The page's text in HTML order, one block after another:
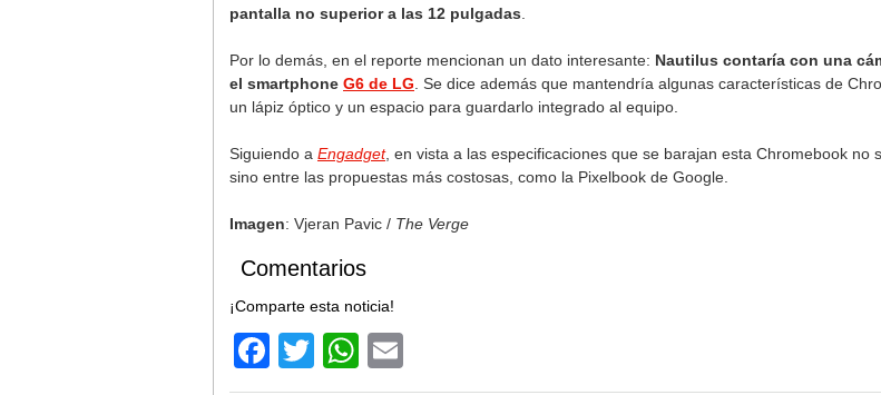
pantalla no superior a las 12 pulgadas
Por lo demás, en el reporte mencionan un dato interesante: Nautilus contaría con una
el smartphone G6 de LG . Se dice además que mantendría algunas características de
un lápiz óptico y un espacio para guardarlo integrado al equipo.
Siguiendo a Engadget, en vista a las especificaciones que se barajan esta Chromebook no
sino entre las propuestas más costosas, como la Pixelbook de Google.
Imagen: Vjeran Pavic / The Verge
Comentarios
¡Comparte esta noticia!
Facebook
TwitterWhatsApp